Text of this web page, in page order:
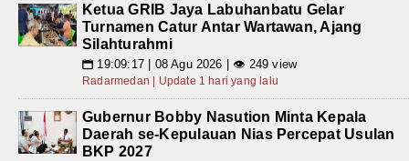
Ketua GRIB Jaya Labuhanbatu Gelar
Turnamen Catur Antar Wartawan, Ajang
Silahturahmi
📅 19:09:17 | 08 Agu 2026 | 👁 249 view
Radarmedan | Update 1 hari yang lalu
Gubernur Bobby Nasution Minta Kepala
Daerah se-Kepulauan Nias Percepat Usulan
BKP 2027